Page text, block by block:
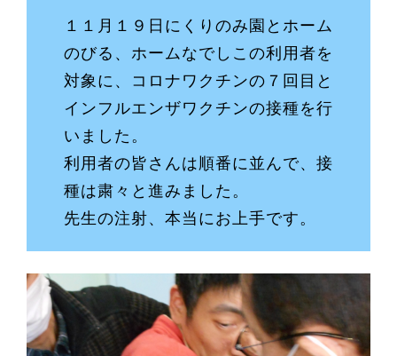
１１月１９日にくりのみ園とホーム
のびる、ホームなでしこの利用者を
対象に、コロナワクチンの７回目と
インフルエンザワクチンの接種を行
いました。
利用者の皆さんは順番に並んで、接
種は粛々と進みました。
先生の注射、本当にお上手です。